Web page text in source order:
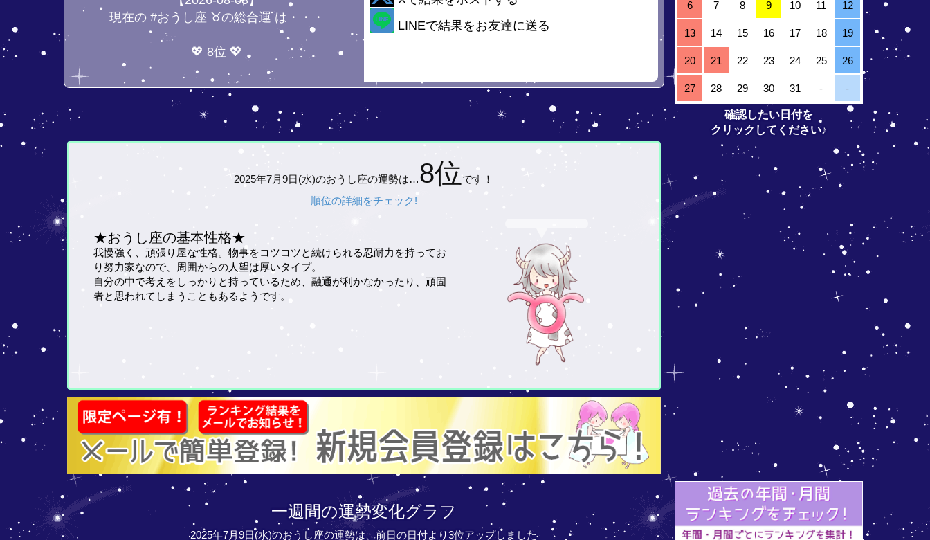
現在の #おうし座 ♉の総合運 は・・・
💖 8位 💖
LINEで結果をお友達に送る
2025年7月9日(水)のおうし座の運勢は…8位です！
順位の詳細をチェック!
★おうし座の基本性格★
我慢強く、頑張り屋な性格。物事をコツコツと続けられる忍耐力を持ってお
り努力家なので、周囲からの人望は厚いタイプ。
自分の中で考えをしっかりと持っているため、融通が利かなかったり、頑固
者と思われてしまうこともあるようです。
6 7 8 9 10 11 12
13 14 15 16 17 18 19
20 21 22 23 24 25 26
27 28 29 30 31 - -
確認したい日付を
クリックしてください♪
一週間の運勢変化グラフ
2025年7月9日(水)のおうし座の運勢は、前日の日付より3位アップしました